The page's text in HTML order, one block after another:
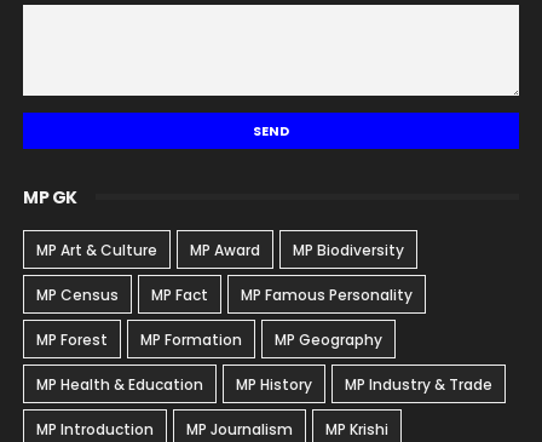
MP GK
MP Art & Culture MP Award MP Biodiversity
MP Census MP Fact MP Famous Personality
MP Forest MP Formation MP Geography
MP Health & Education MP History MP Industry & Trade
MP Introduction MP Journalism MP Krishi